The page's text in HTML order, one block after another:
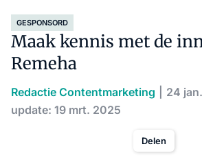
GESPONSORD
Maak kennis met de
Remeha
Redactie Contentmarketing 24
update: 19 mrt. 2025
Delen